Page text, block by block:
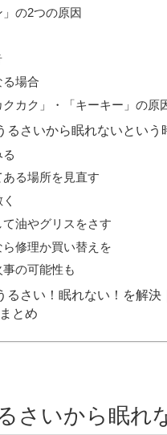
の2つの原因
る場合
カク」・「キーキー」の原
るさいから眠れないという
る場所を見直す
油やグリスをさす
修理か買い替えを
の可能性も
るさい！眠れない！を解
とめ
さいから眠れ